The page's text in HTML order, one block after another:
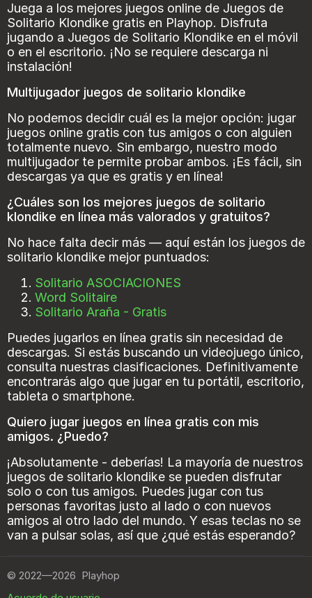
Juega a los mejores juegos online de Juegos de
Solitario Klondike gratis en Playhop. Disfruta
jugando a Juegos de Solitario Klondike en el móvil
o en el escritorio. ¡No se requiere descarga ni
instalación!
Multijugador juegos de solitario klondike
No podemos decidir cuál es la mejor opción: jugar
juegos online gratis con tus amigos o con alguien
totalmente nuevo. Sin embargo, nuestro modo
multijugador te permite probar ambos. ¡Es fácil, sin
descargas ya que es gratis y en línea!
¿Cuáles son los mejores juegos de solitario
klondike en línea más valorados y gratuitos?
No hace falta decir más — aquí están los juegos de
solitario klondike mejor puntuados:
Solitario ASOCIACIONES
Word Solitaire
Solitario Araña - Gratis
Puedes jugarlos en línea gratis sin necesidad de
descargas. Si estás buscando un videojuego único,
consulta nuestras clasificaciones. Definitivamente
encontrarás algo que jugar en tu portátil, escritorio,
tableta o smartphone.
Quiero jugar juegos en línea gratis con mis
amigos. ¿Puedo?
¡Absolutamente - deberías! La mayoría de nuestros
juegos de solitario klondike se pueden disfrutar
solo o con tus amigos. Puedes jugar con tus
personas favoritas justo al lado o con nuevos
amigos al otro lado del mundo. Y esas teclas no se
van a pulsar solas, así que ¿qué estás esperando?
© 2022—2026 Playhop